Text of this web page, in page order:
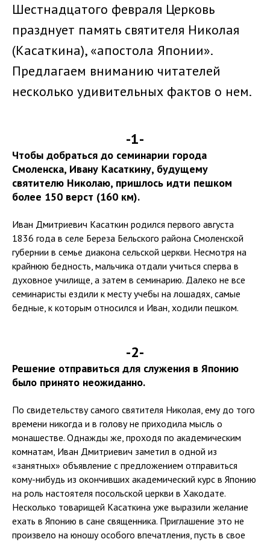
Шестнадцатого февраля Церковь
празднует память святителя Николая
(Касаткина), «апостола Японии».
Предлагаем вниманию читателей
несколько удивительных фактов о нем.
-1-
Чтобы добраться до семинарии города
Смоленска, Ивану Касаткину, будущему
святителю Николаю, пришлось идти пешком
более 150 верст (160 км).
Иван Дмитриевич Касаткин родился первого августа
1836 года в селе Береза Бельского района Смоленской
губернии в семье диакона сельской церкви. Несмотря на
крайнюю бедность, мальчика отдали учиться сперва в
духовное училище, а затем в семинарию. Далеко не все
семинаристы ездили к месту учебы на лошадях, самые
бедные, к которым относился и Иван, ходили пешком.
-2-
Решение отправиться для служения в Японию
было принято неожиданно.
По свидетельству самого святителя Николая, ему до того
времени никогда и в голову не приходила мысль о
монашестве. Однажды же, проходя по академическим
комнатам, Иван Дмитриевич заметил в одной из
«занятных» объявление с предложением отправиться
кому-нибудь из окончивших академический курс в Японию
на роль настоятеля посольской церкви в Хакодате.
Несколько товарищей Касаткина уже выразили желание
ехать в Японию в сане священника. Приглашение это не
произвело на юношу особого впечатления, пусть в свое